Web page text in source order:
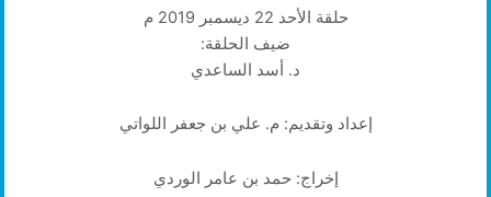
حلقة الأحد 22 ديسمبر 2019 م
ضيف الحلقة:
د. أسد الساعدي
إعداد وتقديم: م. علي بن جعفر اللواتي
إخراج: حمد بن عامر الوردي